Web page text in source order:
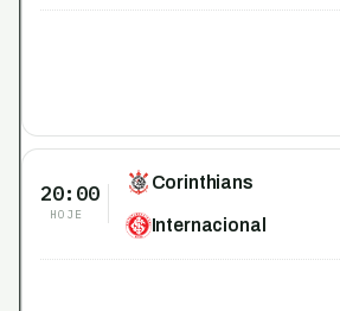
20:00
HOJE
Corinthians
Internacional